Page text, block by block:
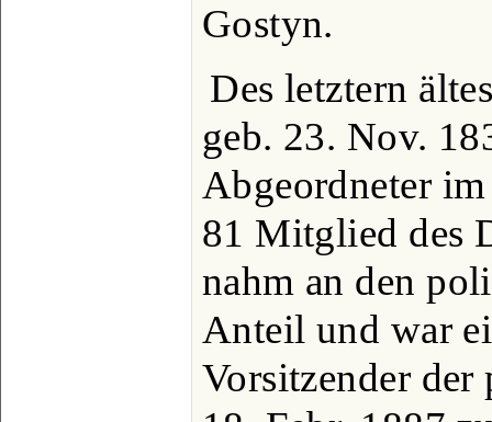
Gostyn.
Des letztern
geb. 23. Nov.
Abgeordneter
81 Mitglied des
nahm an den
Anteil und war
Vorsitzender